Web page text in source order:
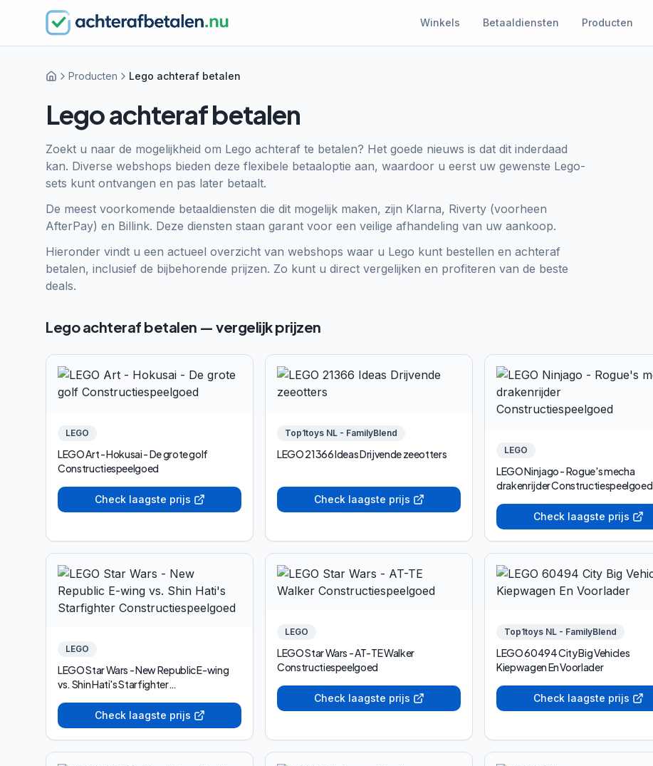
Winkels Betaaldiensten Producten
HomeProducten Lego achteraf betalen
Lego achteraf betalen
Zoekt u naar de mogelijkheid om Lego achteraf te betalen? Het goede nieuws is dat dit inderdaad
kan. Diverse webshops bieden deze flexibele betaaloptie aan, waardoor u eerst uw gewenste Lego-
sets kunt ontvangen en pas later betaalt.
De meest voorkomende betaaldiensten die dit mogelijk maken, zijn Klarna, Riverty (voorheen
AfterPay) en Billink. Deze diensten staan garant voor een veilige afhandeling van uw aankoop.
Hieronder vindt u een actueel overzicht van webshops waar u Lego kunt bestellen en achteraf
betalen, inclusief de bijbehorende prijzen. Zo kunt u direct vergelijken en profiteren van de beste
deals.
Lego achteraf betalen — vergelijk prijzen
LEGO
LEGO Art - Hokusai - De grote golf
Constructiespeelgoed
Check laagste prijs
Top1toys NL - FamilyBlend
LEGO 21366 Ideas Drijvende zeeotters
Check laagste prijs
LEGO
LEGO Ninjago - Rogue's mecha
drakenrijder Constructiespeelgoed
Check laagste prijs
LEGO
LEGO Star Wars - New Republic E-wing
vs. Shin Hati's Starfighter
Check laagste prijs
LEGO
LEGO Star Wars - AT-TE Walker
Constructiespeelgoed
Check laagste prijs
Top1toys NL - FamilyBlend
LEGO 60494 City Big Vehicles
Kiepwagen En Voorlader
Check laagste prijs